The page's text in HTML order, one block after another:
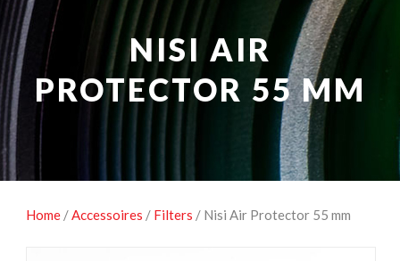
NATUUROBSERVATIE MEDIA EN ENERGIE
STUDIOFOTOGRAFIE OCCASIONS
NISI AIR
PROTECTOR 55 MM
Home /Accessoires / Filters / Nisi Air Protector 55 mm